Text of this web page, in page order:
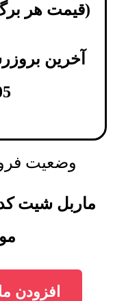
(قیمت هر برگ 120×280
وضعیت